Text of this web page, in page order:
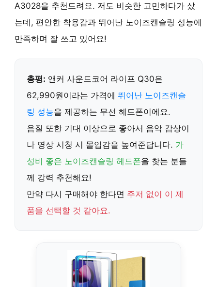
A3028을 추천드려요. 저도 비슷한 고민하다가 샀
는데, 편안한 착용감과 뛰어난 노이즈캔슬링 성능에
만족하며 잘 쓰고 있어요!
총평: 앤커 사운드코어 라이프 Q30은
62,990원이라는 가격에 뛰어난 노이즈캔슬
링 성능을 제공하는 무선 헤드폰이에요.
음질 또한 기대 이상으로 좋아서 음악 감상이
나 영상 시청 시 몰입감을 높여준답니다. 가
성비 좋은 노이즈캔슬링 헤드폰을 찾는 분들
께 강력 추천해요!
만약 다시 구매해야 한다면 주저 없이 이 제
품을 선택할 것 같아요.